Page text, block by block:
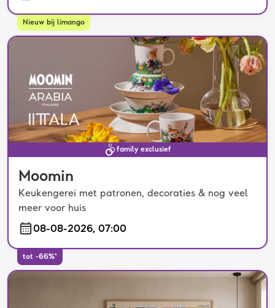
Nieuw bij limango
family exclusief
Moomin
Keukengerei met patronen, decoraties & nog veel
meer voor huis
08-08-2026, 07:00
tot -66%*